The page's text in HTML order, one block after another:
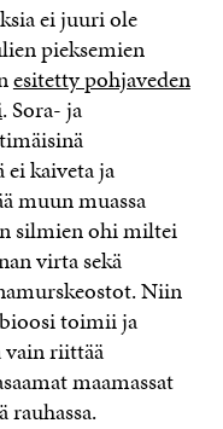
ei juuri ole
pieksemien
esitetty pohjaveden
. Sora- ja
kaiveta ja
muun muassa
silmien ohi miltei
virta sekä
Niin
toimii ja
riittää
maamassat
rauhassa.